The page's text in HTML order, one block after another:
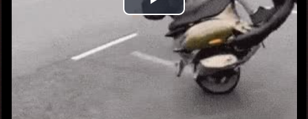
Play
Video